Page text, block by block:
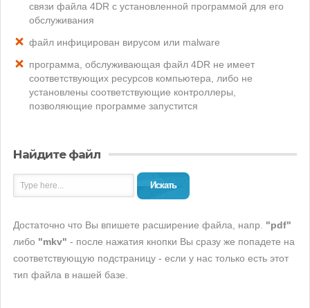
связи файла 4DR с установленной программой для его
обслуживания
файл инфицирован вирусом или malware
программа, обслуживающая файл 4DR не имеет
соответствующих ресурсов компьютера, либо не
установлены соответствующие контроллеры,
позволяющие программе запустится
Найдите файл
Искать
Достаточно что Вы впишете расширение файла, напр. "pdf"
либо "mkv" - после нажатия кнопки Вы сразу же попадете на
соответствующую подстраницу - если у нас только есть этот
тип файла в нашей базе.